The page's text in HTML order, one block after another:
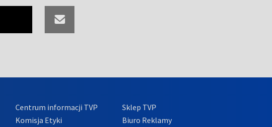
Centrum informacji TVP
Komisja Etyki
Sklep TVP
Biuro Reklamy